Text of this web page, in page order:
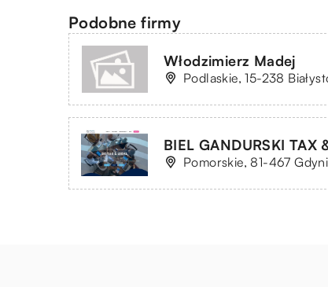
Podobne firmy
Włodzimierz Madej
Podlaskie, 15-238
BIEL GANDURSKI TAX
Pomorskie, 81-467